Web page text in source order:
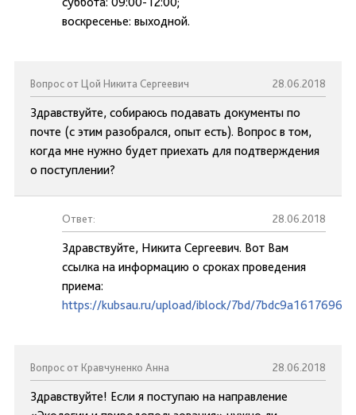
воскресенье: выходной.
Вопрос от Цой Никита Сергеевич 28.06.2018
Здравствуйте, собираюсь подавать документы по
почте (с этим разобрался, опыт есть). Вопрос в том,
когда мне нужно будет приехать для подтверждения
о поступлении?
Ответ: 28.06.2018
Здравствуйте, Никита Сергеевич. Вот Вам
ссылка на информацию о сроках проведения
приема:
https://kubsau.ru/upload/iblock/7bd/
Вопрос от Кравчуненко Анна 28.06.2018
Здравствуйте! Если я поступаю на направление